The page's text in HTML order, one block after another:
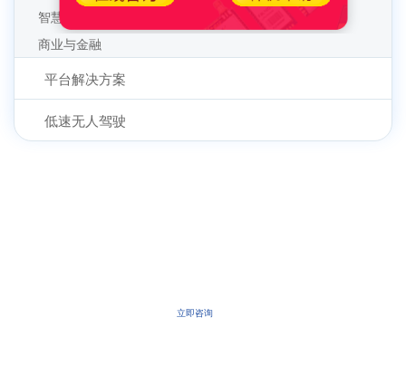
智慧医疗
商业与金融
平台解决方案
低速无人驾驶
立即咨询